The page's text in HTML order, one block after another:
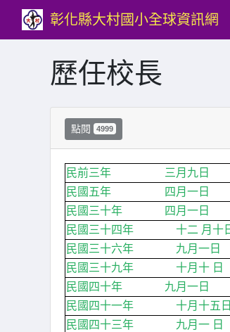
彰化縣大村國小全球資訊網
歷任校長
點閱 4999
民前三年 三月九日 創立
民國五年 四月一日 校
民國三十年 四月一日 校
民國三十四年 十二 月十日
民國三十六年 九月一日
民國三十九年 十月十 日
民國四十年 九月一日 施
民國四十一年 十月十五日
民國四十三年 九月一 日